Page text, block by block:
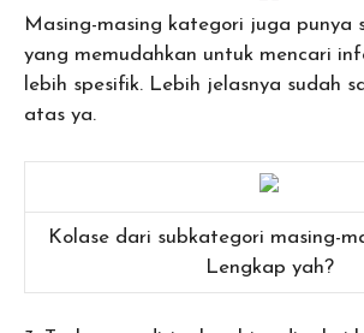
Masing-masing kategori juga punya
yang memudahkan untuk mencari
lebih spesifik. Lebih jelasnya sudah
atas ya.
Kolase dari subkategori masing-
Lengkap yah?